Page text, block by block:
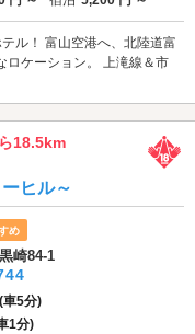
ル！ 富山空港へ、北陸道富
ロケーション。 上滝線＆市
18.5km
ヒル～
め
崎84-1
車5分)
1分)